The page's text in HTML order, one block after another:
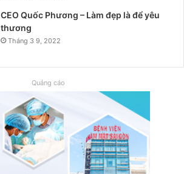
CEO Quốc Phương – Làm đẹp là để yêu
thương
Tháng 3 9, 2022
Quảng cáo